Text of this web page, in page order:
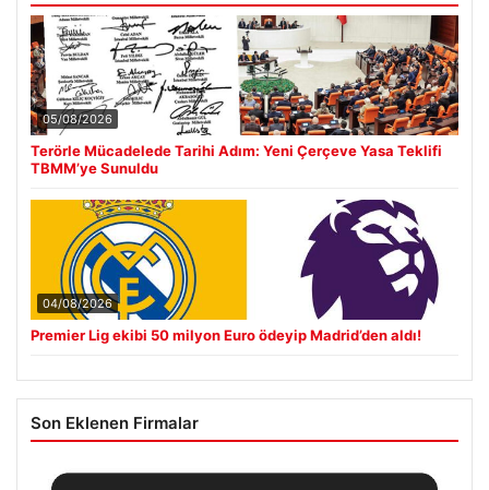
05/08/2026
Terörle Mücadelede Tarihi Adım: Yeni Çerçeve Yasa Teklifi
TBMM’ye Sunuldu
04/08/2026
Premier Lig ekibi 50 milyon Euro ödeyip Madrid’den aldı!
Son Eklenen Firmalar